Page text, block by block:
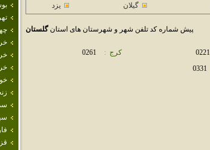
گيلان يزد
پیش شماره کد تلفن شهر و شهرستان های استانگلستان
0221 كرج :
0261
0331